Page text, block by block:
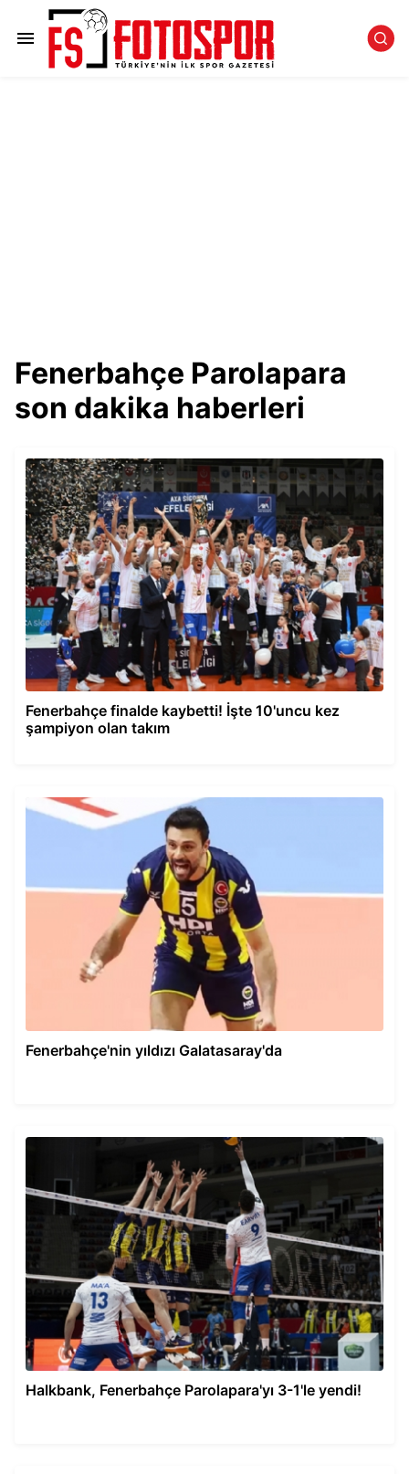
Fenerbahçe Parolapara
son dakika haberleri
Fenerbahçe finalde kaybetti! İşte 10'uncu kez
şampiyon olan takım
Fenerbahçe'nin yıldızı Galatasaray'da
Halkbank, Fenerbahçe Parolapara'yı 3-1'le yendi!